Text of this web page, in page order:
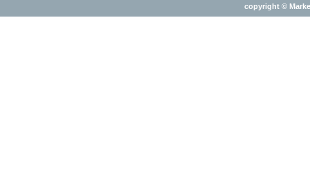
copyright ©